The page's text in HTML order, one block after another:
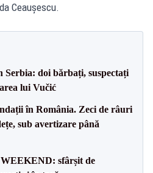
Ceaușescu.
Serbia: doi bărbați, suspectați
lui Vučić
în România. Zeci de râuri
sub avertizare până
sfârșit de